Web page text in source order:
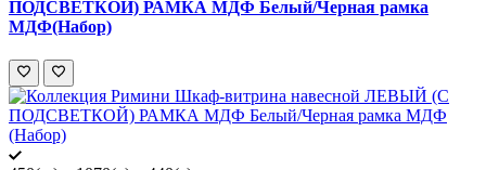
ПОДСВЕТКОЙ) РАМКА МДФ Белый/Черная рамка
МДФ(Набор)